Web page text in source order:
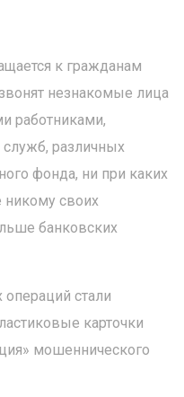
к гражданам
незнакомые лица
работниками,
различных
фонда, ни при каких
никому своих
банковских
стали
карточки
мошеннического